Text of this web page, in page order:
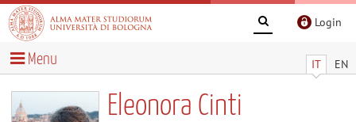
Login
IT EN
Menu
Eleonora Cinti